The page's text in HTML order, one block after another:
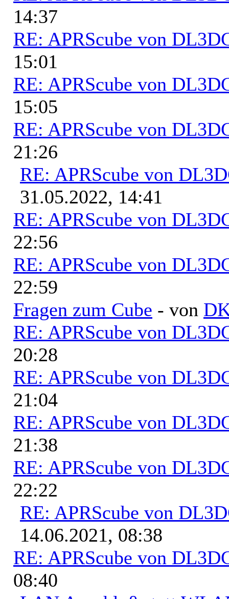
14:37
RE: APRScube von
15:01
RE: APRScube von
15:05
RE: APRScube von
21:26
RE: APRScube von
31.05.2022, 14:41
RE: APRScube von
22:56
RE: APRScube von
22:59
Fragen zum Cube - von
RE: APRScube von
20:28
RE: APRScube von
21:04
RE: APRScube von
21:38
RE: APRScube von
22:22
RE: APRScube von
14.06.2021, 08:38
RE: APRScube von
08:40